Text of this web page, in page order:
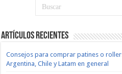
Artículos recientes
Consejos para comprar patines o
Argentina, Chile y Latam en general